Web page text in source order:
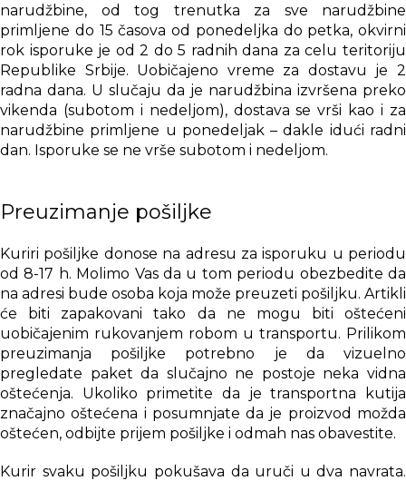
narudžbine, od tog trenutka za sve narudžbine
primljene do 15 časova od ponedeljka do petka, okvirni
rok isporuke je od 2 do 5 radnih dana za celu teritoriju
Republike Srbije. Uobičajeno vreme za dostavu je 2
radna dana. U slučaju da je narudžbina izvršena preko
vikenda (subotom i nedeljom), dostava se vrši kao i za
narudžbine primljene u ponedeljak – dakle idući radni
dan. Isporuke se ne vrše subotom i nedeljom.
Preuzimanje pošiljke
Kuriri pošiljke donose na adresu za isporuku u periodu
od 8-17 h. Molimo Vas da u tom periodu obezbedite da
na adresi bude osoba koja može preuzeti pošiljku. Artikli
će biti zapakovani tako da ne mogu biti oštećeni
uobičajenim rukovanjem robom u transportu. Prilikom
preuzimanja pošiljke potrebno je da vizuelno
pregledate paket da slučajno ne postoje neka vidna
oštećenja. Ukoliko primetite da je transportna kutija
značajno oštećena i posumnjate da je proizvod možda
oštećen, odbijte prijem pošiljke i odmah nas obavestite.
Kurir svaku pošiljku pokušava da uruči u dva navrata.